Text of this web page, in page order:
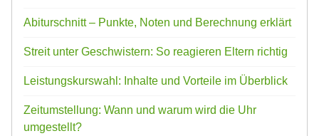
Abiturschnitt – Punkte, Noten und Berechnung erklärt
Streit unter Geschwistern: So reagieren Eltern richtig
Leistungskurswahl: Inhalte und Vorteile im Überblick
Zeitumstellung: Wann und warum wird die Uhr
umgestellt?